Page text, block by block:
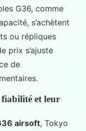
G36, comme
s’achètent
ou répliques
prix s’ajuste
de
et leur
airsoft, Tokyo